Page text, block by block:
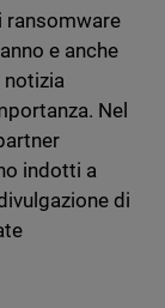
ransomware
e anche
Nel
indotti a
di